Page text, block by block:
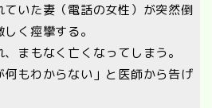
いた妻（電話の女性）が突然倒
く痙攣する。
まもなく亡くなってしまう。
何もわからない」と医師から告げ